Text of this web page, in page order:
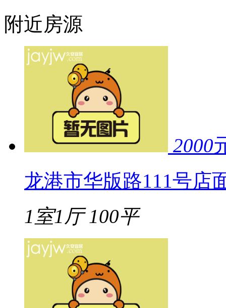
附近房源
2000
龙港市华版路111号店
1室1厅 100平